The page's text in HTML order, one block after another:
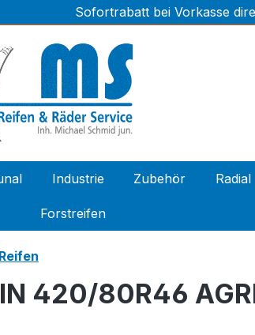
springenSofortrabatt bei Vorkasse
Industrie Zubehör Radial
Forstreifen
420/80R46